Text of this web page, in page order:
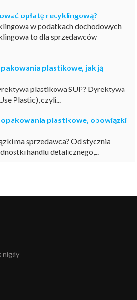
opłatę recyklingową?
w podatkach dochodowych
to dla sprzedawców
plastikowe, jak ją
plastikowa SUP? Dyrektywa
Plastic), czyli...
opakowania plastikowe, obowiązki
ma sprzedawca? Od stycznia
handlu detalicznego,...
nigdy